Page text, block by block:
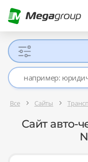
Все Сайты
Сайт авто-